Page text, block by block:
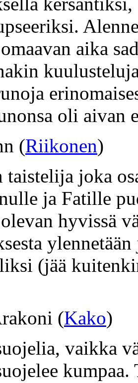
aika
oli aivan
(Riikonen)
joka
ja Fatille
hyvissä
(jää
(Kako)
vaikka